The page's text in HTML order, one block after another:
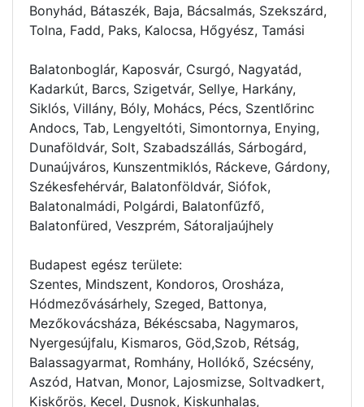
Bonyhád, Bátaszék, Baja, Bácsalmás, Szekszárd,
Tolna, Fadd, Paks, Kalocsa, Hőgyész, Tamási
Balatonboglár, Kaposvár, Csurgó, Nagyatád,
Kadarkút, Barcs, Szigetvár, Sellye, Harkány,
Siklós, Villány, Bóly, Mohács, Pécs, Szentlőrinc
Andocs, Tab, Lengyeltóti, Simontornya, Enying,
Dunaföldvár, Solt, Szabadszállás, Sárbogárd,
Dunaújváros, Kunszentmiklós, Ráckeve, Gárdony,
Székesfehérvár, Balatonföldvár, Siófok,
Balatonalmádi, Polgárdi, Balatonfűzfő,
Balatonfüred, Veszprém, Sátoraljaújhely
Budapest egész területe:
Szentes, Mindszent, Kondoros, Orosháza,
Hódmezővásárhely, Szeged, Battonya,
Mezőkovácsháza, Békéscsaba, Nagymaros,
Nyergesújfalu, Kismaros, Göd,Szob, Rétság,
Balassagyarmat, Romhány, Hollókő, Szécsény,
Aszód, Hatvan, Monor, Lajosmizse, Soltvadkert,
Kiskőrös, Kecel, Dusnok, Kiskunhalas,